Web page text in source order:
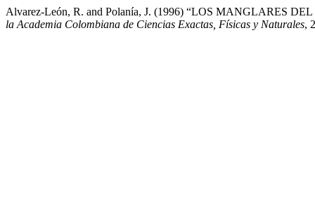
Alvarez-León, R. and Polanía, J. (1996) “LOS MANGLARES
la Academia Colombiana de Ciencias Exactas, Físicas y Naturales,